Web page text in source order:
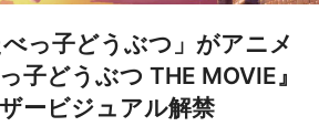
っ子どうぶつ」がアニメ
子どうぶつ THE MOVIE』
ービジュアル解禁